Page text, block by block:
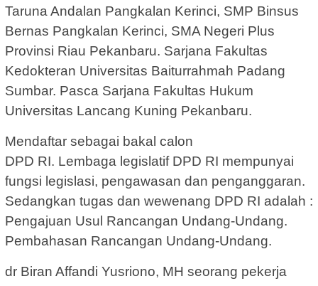
Taruna Andalan Pangkalan Kerinci, SMP Binsus
Bernas Pangkalan Kerinci, SMA Negeri Plus
Provinsi Riau Pekanbaru. Sarjana Fakultas
Kedokteran Universitas Baiturrahmah Padang
Sumbar. Pasca Sarjana Fakultas Hukum
Universitas Lancang Kuning Pekanbaru.
Mendaftar sebagai bakal calon
DPD RI. Lembaga legislatif DPD RI mempunyai
fungsi legislasi, pengawasan dan penganggaran.
Sedangkan tugas dan wewenang DPD RI adalah :
Pengajuan Usul Rancangan Undang-Undang.
Pembahasan Rancangan Undang-Undang.
dr Biran Affandi Yusriono, MH seorang pekerja